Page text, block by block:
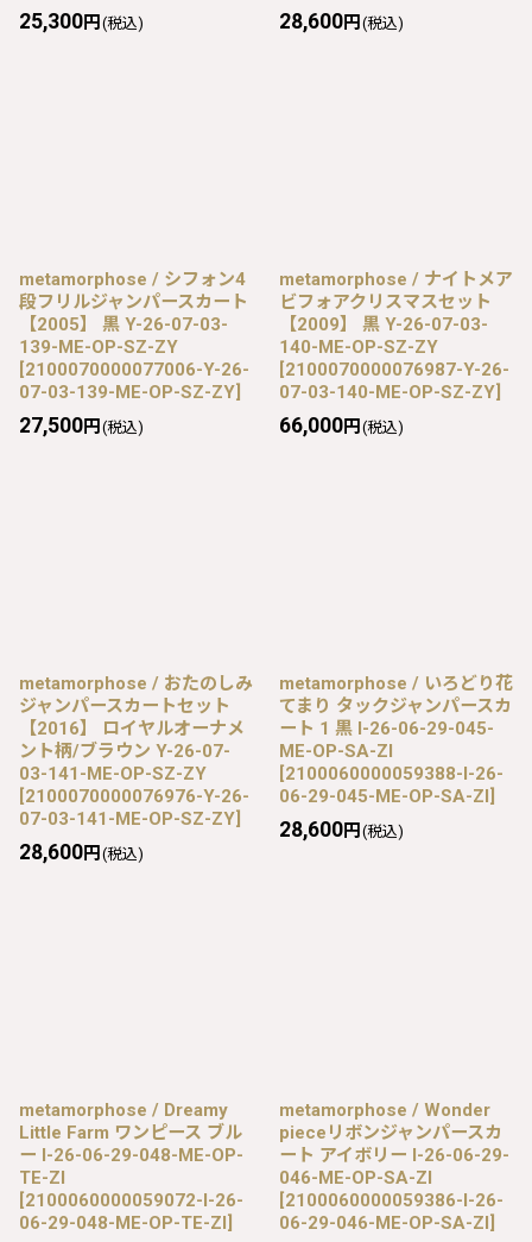
25,300円 (税込) 28,600円 (税込)
metamorphose / シフォン4
段フリルジャンパースカート
【2005】 黒 Y-26-07-03-
139-ME-OP-SZ-ZY
[2100070000077006-Y-26-
07-03-139-ME-OP-SZ-ZY]
27,500円 (税込)
metamorphose / ナイトメア
ビフォアクリスマスセット
【2009】 黒 Y-26-07-03-
140-ME-OP-SZ-ZY
[2100070000076987-Y-26-
07-03-140-ME-OP-SZ-ZY]
66,000円 (税込)
metamorphose / おたのしみ
ジャンパースカートセット
【2016】 ロイヤルオーナメ
ント柄/ブラウン Y-26-07-
03-141-ME-OP-SZ-ZY
[2100070000076976-Y-26-
07-03-141-ME-OP-SZ-ZY]
28,600円 (税込)
metamorphose / いろどり花
てまり タックジャンパースカ
ート 1 黒 I-26-06-29-045-
ME-OP-SA-ZI
[2100060000059388-I-26-
06-29-045-ME-OP-SA-ZI]
28,600円 (税込)
metamorphose / Dreamy
Little Farm ワンピース ブル
ー I-26-06-29-048-ME-OP-
TE-ZI
[2100060000059072-I-26-
06-29-048-ME-OP-TE-ZI]
metamorphose / Wonder
pieceリボンジャンパースカ
ート アイボリー I-26-06-29-
046-ME-OP-SA-ZI
[2100060000059386-I-26-
06-29-046-ME-OP-SA-ZI]